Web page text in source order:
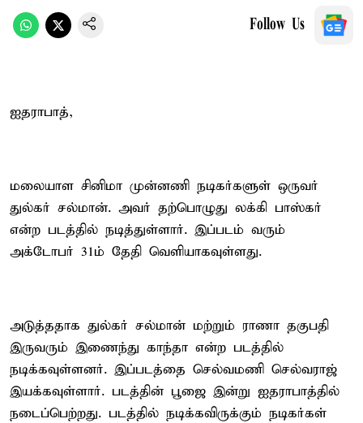
Follow Us
ஐதராபாத்,
மலையாள சினிமா முன்னணி நடிகர்களுள் ஒருவர்
துல்கர் சல்மான். அவர் தற்பொழுது லக்கி பாஸ்கர்
என்ற படத்தில் நடித்துள்ளார். இப்படம் வரும்
அக்டோபர் 31ம் தேதி வெளியாகவுள்ளது.
அடுத்ததாக துல்கர் சல்மான் மற்றும் ராணா தகுபதி
இருவரும் இணைந்து காந்தா என்ற படத்தில்
நடிக்கவுள்ளனர். இப்படத்தை செல்வமணி செல்வராஜ்
இயக்கவுள்ளார். படத்தின் பூஜை இன்று ஐதராபாத்தில்
நடைப்பெற்றது. படத்தில் நடிக்கவிருக்கும் நடிகர்கள்